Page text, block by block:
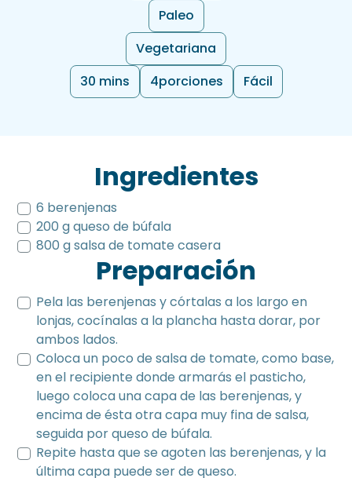
Paleo
Vegetariana
30 mins
4porciones Fácil
Ingredientes
6 berenjenas
200 g queso de búfala
800 g salsa de tomate casera
Preparación
Pela las berenjenas y córtalas a los largo en
lonjas, cocínalas a la plancha hasta dorar, por
ambos lados.
Coloca un poco de salsa de tomate, como base,
en el recipiente donde armarás el pasticho,
luego coloca una capa de las berenjenas, y
encima de ésta otra capa muy fina de salsa,
seguida por queso de búfala.
Repite hasta que se agoten las berenjenas, y la
última capa puede ser de queso.